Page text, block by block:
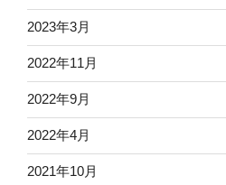
2023年3月
2022年11月
2022年9月
2022年4月
2021年10月